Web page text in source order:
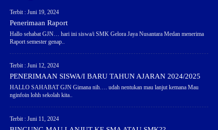
Terbit : Juni 19, 2024
Penerimaan Raport
Hallo sehabat GJN… hari ini siswa/i SMK Gelora Jaya Nusantara Medan menerima
Raport semester genap..
Terbit : Juni 12, 2024
PENERIMAAN SISWA/I BARU TAHUN AJARAN 2024/2025
HALLO SAHABAT GJN Gimana nih…. udah nentukan mau lanjut kemana Mau
nginfoin lohh sekolah kita..
Terbit : Juni 11, 2024